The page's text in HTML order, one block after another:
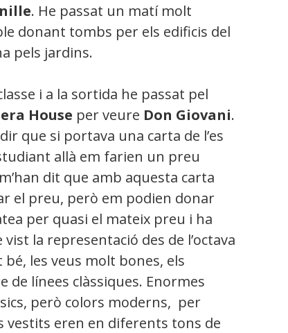
. He passat un matí molt
donant tombs per els edificis del
pels jardins.
i a la sortida he passat pel
House per veure Don Giovani.
que si portava una carta de l’es
allà em farien un preu
dit que amb aquesta carta
el preu, però em podien donar
per quasi el mateix preu i ha
la representació des de l’octava
les veus molt bones, els
línees clàssiques. Enormes
però colors moderns, per
vestits eren en diferents tons de